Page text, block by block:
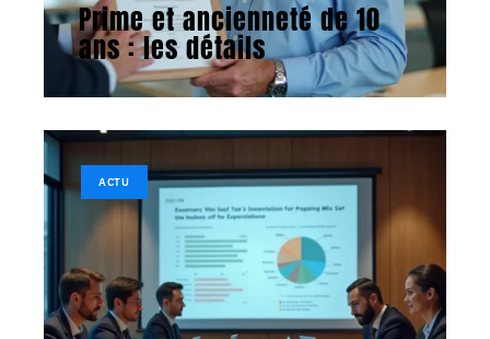
Prime et ancienneté de 10
ans : les détails
ACTU